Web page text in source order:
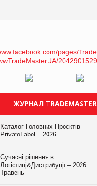
ЖУРНАЛ TRADEMASTER
Каталог Головних Проєктів
PrivateLabel – 2026
Сучасні рішення в
Логістиці&Дистрибуції – 2026.
Травень